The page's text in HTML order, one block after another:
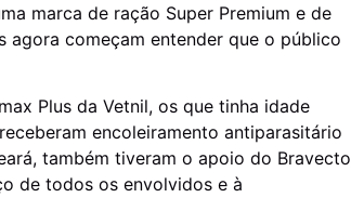
marca de ração Super Premium e de
agora começam entender que o público
Plus da Vetnil, os que tinha idade
encoleiramento antiparasitário
também tiveram o apoio do Bravecto
de todos os envolvidos e à